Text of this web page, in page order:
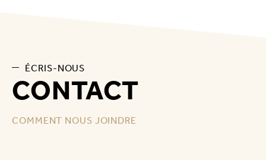
ÉCRIS-NOUS
CONTACT
COMMENT NOUS JOINDRE